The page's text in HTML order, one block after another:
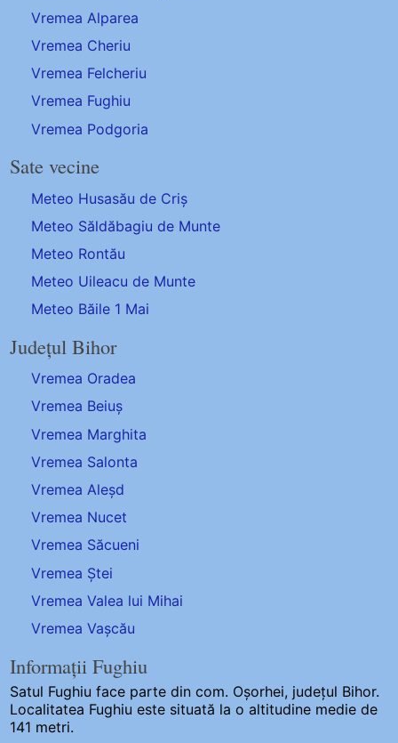
Vremea Alparea
Vremea Cheriu
Vremea Felcheriu
Vremea Fughiu
Vremea Podgoria
Sate vecine
Meteo Husasău de Criș
Meteo Săldăbagiu de Munte
Meteo Rontău
Meteo Uileacu de Munte
Meteo Băile 1 Mai
Județul Bihor
Vremea Oradea
Vremea Beiuș
Vremea Marghita
Vremea Salonta
Vremea Aleșd
Vremea Nucet
Vremea Săcueni
Vremea Ștei
Vremea Valea lui Mihai
Vremea Vașcău
Informații Fughiu
Satul Fughiu face parte din com. Oșorhei, județul Bihor.
Localitatea Fughiu este situată la o altitudine medie de
141 metri.